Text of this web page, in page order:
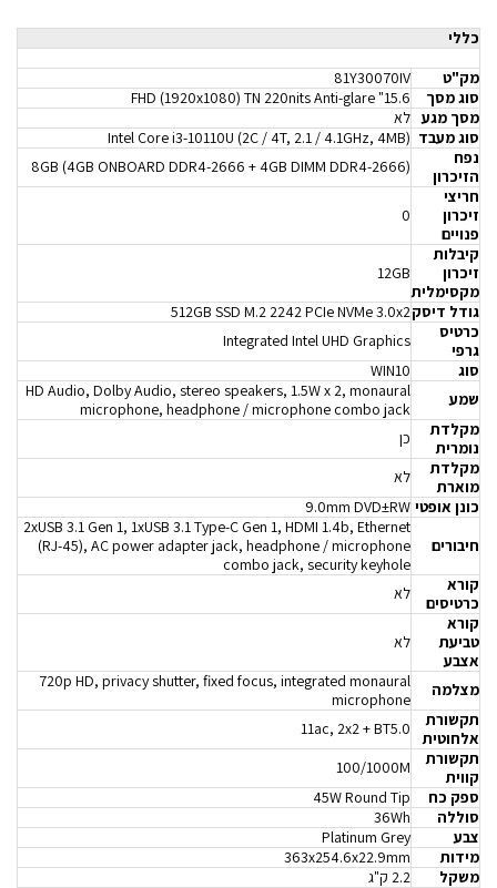
כללי
מק"ט
81Y30070IV
סוג מסך
15.6" FHD (1920x1080) TN 220nits Anti-glare
מסך מגע לא
סוג מעבד (Intel Core i3-10110U (2C / 4T, 2.1 / 4.1GHz, 4MB
נפח
הזיכרון
(8GB (4GB ONBOARD DDR4-2666 + 4GB DIMM DDR4-2666
חריצי
זיכרון
פנויים
0
קיבלות
זיכרון
מקסימלית
12GB
גודל דיסק512GB SSD M.2 2242 PCIe NVMe 3.0x2
כרטיס
גרפי
Integrated Intel UHD Graphics
סוג
WIN10
שמע
HD Audio, Dolby Audio, stereo speakers, 1.5W x 2, monaural
microphone, headphone / microphone combo jack
מקלדת
נומרית
כן
מקלדת
מוארת
לא
כונן אופטי 9.0mm DVD±RW
חיבורים
2xUSB 3.1 Gen 1, 1xUSB 3.1 Type-C Gen 1, HDMI 1.4b, Ethernet
(RJ-45), AC power adapter jack, headphone / microphone
combo jack, security keyhole
קורא
כרטיסים
לא
קורא
טביעת
אצבע
לא
מצלמה
720p HD, privacy shutter, fixed focus, integrated monaural
microphone
תקשורת
אלחוטית
11ac, 2x2 + BT5.0
תקשורת
קווית
100/1000M
ספק כח
45W Round Tip
סוללה
36Wh
צבע
Platinum Grey
מידות
363x254.6x22.9mm
משקל
2.2 ק"ג